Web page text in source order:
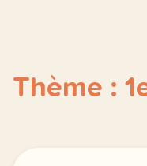
Thème :